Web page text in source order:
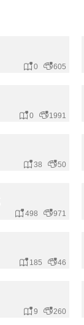
0 605
0 1991
38 50
498 971
185 46
9 260